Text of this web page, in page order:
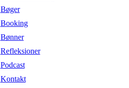
Bøger
Booking
Bønner
Refleksioner
Podcast
Kontakt